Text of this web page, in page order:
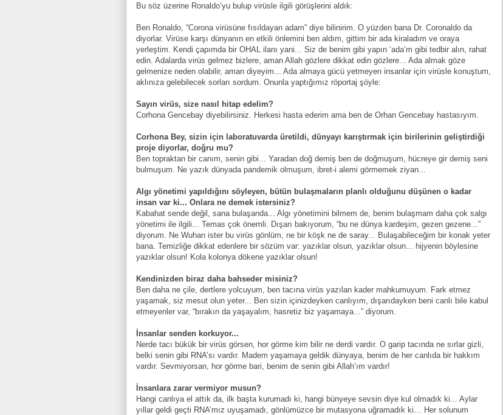
Bu söz üzerine Ronaldo’yu bulup virüsle ilgili görüşlerini aldık:
Ben Ronaldo, “Corona virüsüne fısıldayan adam” diye bilinirim. O yüzden bana Dr. Coronaldo da
diyorlar. Virüse karşı dünyanın en etkili önlemini ben aldım, gittim bir ada kiraladım ve oraya
yerleştim. Kendi çapımda bir OHAL ilanı yani... Siz de benim gibi yapın ‘ada’m gibi tedbir alın, rahat
edin. Adalarda virüs gelmez bizlere, aman Allah gözlere dikkat edin gözlere... Ada almak göze
gelmenize neden olabilir, aman diyeyim... Ada almaya gücü yetmeyen insanlar için virüsle konuştum,
aklınıza gelebilecek sorları sordum. Onunla yaptığımız röportaj şöyle:
Sayın virüs, size nasıl hitap edelim?
Corhona Gencebay diyebilirsiniz. Herkesi hasta ederim ama ben de Orhan Gencebay hastasıyım.
Corhona Bey, sizin için laboratuvarda üretildi, dünyayı karıştırmak için birilerinin geliştirdiği
proje diyorlar, doğru mu?
Ben topraktan bir canım, senin gibi... Yaradan doğ demiş ben de doğmuşum, hücreye gir demiş seni
bulmuşum. Ne yazık dünyada pandemik olmuşum, ibret-i alemi görmemek ziyan...
Algı yönetimi yapıldığını söyleyen, bütün bulaşmaların planlı olduğunu düşünen o kadar
insan var ki... Onlara ne demek istersiniz?
Kabahat sende değil, sana bulaşanda... Algı yönetimini bilmem de, benim bulaşmam daha çok salgı
yönetimi ile ilgili... Temas çok önemli. Dışarı bakıyorum, “bu ne dünya kardeşim, gezen gezene...”
diyorum. Ne Wuhan ister bu virüs gönlüm, ne bir köşk ne de saray... Bulaşabileceğim bir konak yeter
bana. Temizliğe dikkat edenlere bir sözüm var: yazıklar olsun, yazıklar olsun... hijyenin böylesine
yazıklar olsun! Kola kolonya dökene yazıklar olsun!
Kendinizden biraz daha bahseder misiniz?
Ben daha ne çile, dertlere yolcuyum, ben tacına virüs yazılan kader mahkumuyum. Fark etmez
yaşamak, siz mesut olun yeter... Ben sizin içinizdeyken canlıyım, dışarıdayken beni canlı bile kabul
etmeyenler var, “bırakın da yaşayalım, hasretiz biz yaşamaya...” diyorum.
İnsanlar senden korkuyor...
Nerde tacı bükük bir virüs görsen, hor görme kim bilir ne derdi vardır. O garip tacında ne sırlar gizli,
belki senin gibi RNA’sı vardır. Madem yaşamaya geldik dünyaya, benim de her canlıda bir hakkım
vardır. Sevmiyorsan, hor görme bari, benim de senin gibi Allah’ım vardır!
İnsanlara zarar vermiyor musun?
Hangi canlıya el attık da, ilk başta kurumadı ki, hangi bünyeye sevsin diye kul olmadık ki... Aylar
yıllar geldi geçti RNA’mız uyuşamadı, gönlümüzce bir mutasyona uğramadık ki… Her solunum